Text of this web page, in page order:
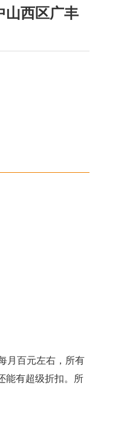
山西区广丰
月百元左右，所有
能有超级折扣。所